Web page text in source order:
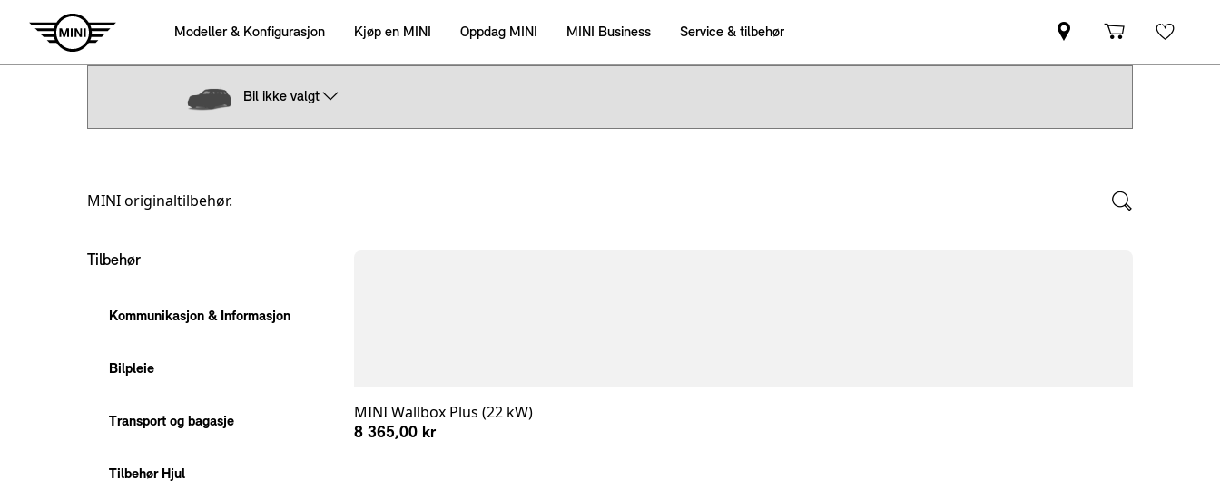
Bil ikke valgt
MINI originaltilbehør.
Sekundær navigasjon
Tilbehør
Kommunikasjon & Informasjon
Bilpleie
Transport og bagasje
Tilbehør Hjul
MINI Wallbox Plus (22 kW)
8 365,00 kr